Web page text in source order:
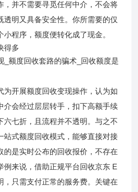
，并不需要寻觅任何中介，不会将
透明又具备安全性。你所需要的仅
程序，额度便转化成了现金。
得多
为开展额度回收变现操作，认为如
介会经过层层转手，扣下高额手续
六七折，且流程并不透明。与之不
站式额度回收模式，能够直接对接
的是实时公布的回收报价，不存在
例来说，借助正规平台回收京东 E
，只需支付正常的服务费。关键在